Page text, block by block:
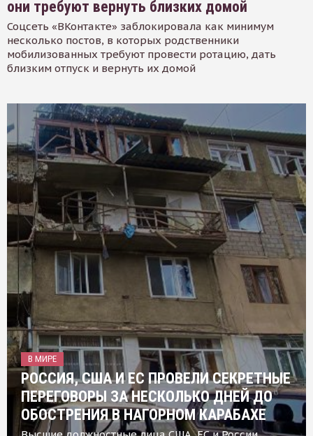
они требуют вернуть близких домой
Соцсеть «ВКонтакте» заблокировала как минимум
несколько постов, в которых родственники
мобилизованных требуют провести ротацию, дать
близким отпуск и вернуть их домой
В МИРЕ
РОССИЯ, США И ЕС ПРОВЕЛИ СЕКРЕТНЫЕ
ПЕРЕГОВОРЫ ЗА НЕСКОЛЬКО ДНЕЙ ДО
ОБОСТРЕНИЯ В НАГОРНОМ КАРАБАХЕ